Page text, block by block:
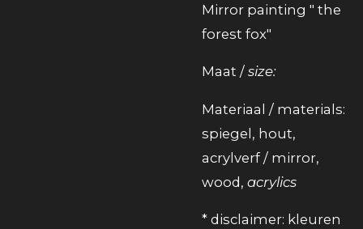
Mirror painting " the
forest fox"
Maat / size:
Materiaal / materials:
spiegel, hout,
acrylverf / mirror,
wood, acrylics
* disclaimer: kleuren